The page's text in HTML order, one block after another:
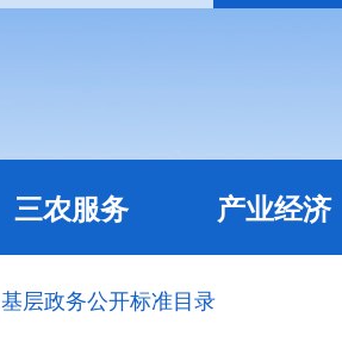
三农服务 产业经济
基层政务公开标准目录